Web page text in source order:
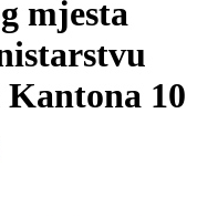
mjesta
10